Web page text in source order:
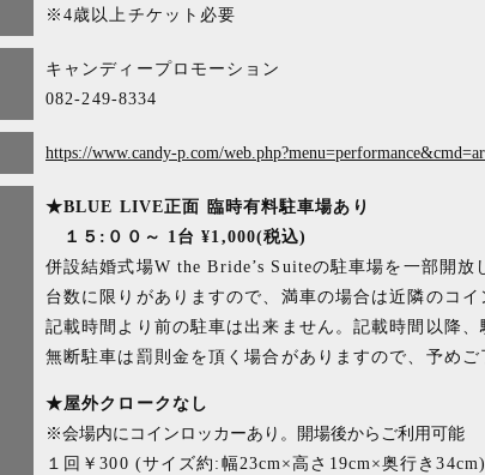
※4歳以上チケット必要
キャンディープロモーション
082-249-8334
https://www.candy-p.com/
★BLUE LIVE正面 臨時有料駐車場あり
１５:００～ 1台 ¥1,000(税込)
併設結婚式場W the Bride’s Suiteの駐車場を一部開放
台数に限りがありますので、満車の場合は近隣のコ
記載時間より前の駐車は出来ません。記載時間以降
無断駐車は罰則金を頂く場合がありますので、予めご
★屋外クロークなし
※会場内にコインロッカーあり。開場後からご利用可能
１回￥300 (サイズ約:幅23cm×高さ19cm×奥行き34cm)